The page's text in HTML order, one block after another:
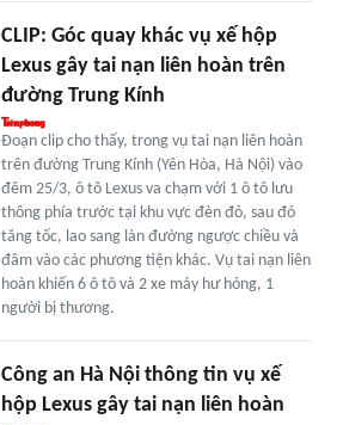
CLIP: Góc quay khác vụ xế hộp
Lexus gây tai nạn liên hoàn trên
đường Trung Kính
Đoạn clip cho thấy, trong vụ tai nạn liên hoàn
trên đường Trung Kính (Yên Hòa, Hà Nội) vào
đêm 25/3, ô tô Lexus va chạm với 1 ô tô lưu
thông phía trước tại khu vực đèn đỏ, sau đó
tăng tốc, lao sang làn đường ngược chiều và
đâm vào các phương tiện khác. Vụ tai nạn liên
hoàn khiến 6 ô tô và 2 xe máy hư hỏng, 1
người bị thương.
Công an Hà Nội thông tin vụ xế
hộp Lexus gây tai nạn liên hoàn